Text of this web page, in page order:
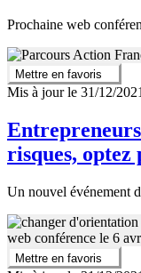
Prochaine web
Mettre en favoris
Mis à jour le 31/12/2021
risques,
Un nouvel événement
Mettre en favoris